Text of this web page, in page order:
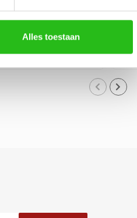
Alles toestaan